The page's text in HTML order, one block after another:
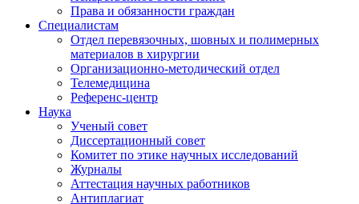
Права и обязанности граждан
Специалистам
Отдел перевязочных, шовных и полимерных
материалов в хирургии
Организационно-методический отдел
Телемедицина
Референс-центр
Наука
Ученый совет
Диссертационный совет
Комитет по этике научных исследований
Журналы
Аттестация научных работников
Антиплагиат